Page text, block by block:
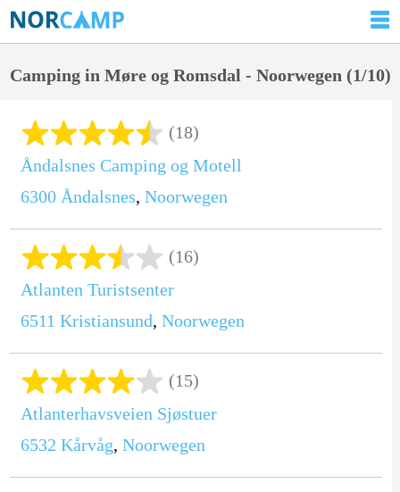
Camping in Møre og Romsdal - Noorwegen (1/10)
(18)
Åndalsnes Camping og Motell
6300 Åndalsnes, Noorwegen
(16)
Atlanten Turistsenter
6511 Kristiansund, Noorwegen
(15)
Atlanterhavsveien Sjøstuer
6532 Kårvåg, Noorwegen